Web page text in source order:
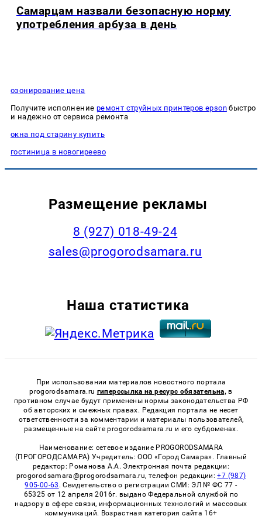
Самарцам назвали безопасную норму
употребления арбуза в день
озонирование цена
Получите исполнение ремонт струйных принтеров epsonбыстро
и надежно от сервиса ремонта
окна под старину купить
гостиница в новогиреево
Размещение рекламы
8 (927) 018-49-24
sales@progorodsamara.ru
Наша статистика
При использовании материалов новостного портала
progorodsamara.ru гиперссылка на ресурс обязательна, в
противном случае будут применены нормы законодательства РФ
об авторских и смежных правах. Редакция портала не несет
ответственности за комментарии и материалы пользователей,
размещенные на сайте progorodsamara.ru и его субдоменах.
Наименование: сетевое издание PROGORODSAMARA
(ПРОГОРОДСАМАРА) Учредитель: ООО «Город Самара». Главный
редактор: Романова А.А. Электронная почта редакции:
progorodsamara@progorodsamara.ru, телефон редакции:+7 (987)
905-00-63 . Свидетельство о регистрации СМИ: ЭЛ № ФС 77 -
65325 от 12 апреля 2016г. выдано Федеральной службой по
надзору в сфере связи, информационных технологий и массовых
коммуникаций. Возрастная категория сайта 16+